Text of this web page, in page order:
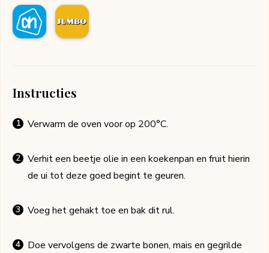
Instructies
Verwarm de oven voor op 200°C.
Verhit een beetje olie in een koekenpan en fruit hierin
de ui tot deze goed begint te geuren.
Voeg het gehakt toe en bak dit rul.
Doe vervolgens de zwarte bonen, mais en gegrilde